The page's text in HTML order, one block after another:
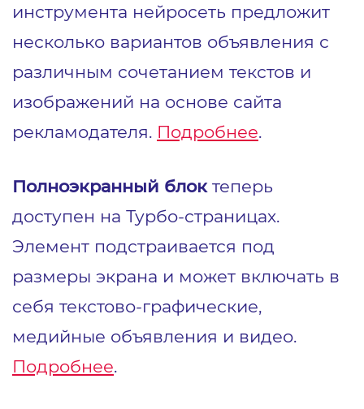
инструмента нейросеть предложит
несколько вариантов объявления с
различным сочетанием текстов и
изображений на основе сайта
рекламодателя. Подробнее.
Полноэкранный блоктеперь
доступен на Турбо-страницах.
Элемент подстраивается под
размеры экрана и может включать в
себя текстово-графические,
медийные объявления и видео.
Подробнее.